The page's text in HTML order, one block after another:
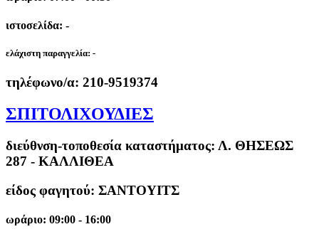
ιστοσελίδα: -
ελάχιστη παραγγελία: -
τηλέφωνο/α: 210-9519374
ΣΠΙΤΟΛΙΧΟΥΔΙΕΣ
διεύθνση-τοποθεσία καταστήματος: Λ. ΘΗΣΕΩΣ
287 - ΚΑΛΛΙΘΕΑ
είδος φαγητού: ΣΑΝΤΟΥΙΤΣ
ωράριο: 09:00 - 16:00